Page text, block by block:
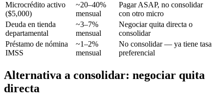
Microcrédito activo
($5,000)
~20–40%
mensual
Pagar ASAP, no consolidar
con otro micro
Deuda en tienda
departamental
~3–7%
mensual
Negociar quita directa o
consolidar
Préstamo de nómina
IMSS
~1–2%
mensual
No consolidar — ya tiene tasa
preferencial
Alternativa a consolidar: negociar quita
directa